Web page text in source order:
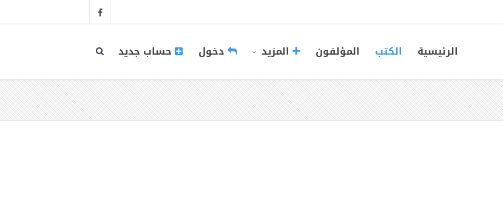
الرئيسية الكتب المؤلفون المزيد دخول حساب جديد